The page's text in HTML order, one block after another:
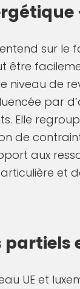
sur
être
niveau de
par
Elle
de
aux
et
UE et